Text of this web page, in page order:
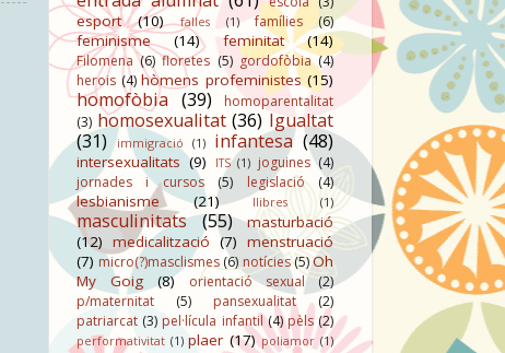
esport (10) falles (1) famílies (6)
feminisme (14) feminitat (14)
Filomena (6) floretes (5) gordofòbia (4)
herois (4) hòmens profeministes (15)
homofòbia (39)
homoparentalitat
(3) homosexualitat (36) Igualtat
(31)
immigració (1) infantesa (48)
intersexualitats (9) ITS (1) joguines (4)
jornades i cursos
(5) legislació (4)
lesbianisme (21) llibres (1)
masculinitats (55)
masturbació
(12) medicalització (7) menstruació
(7) micro(?)masclismes (6) notícies(5)Oh
My Goig
(8) orientació sexual
(2)
p/maternitat
(5) pansexualitat
(2)
patriarcat (3) pel·lícula infantil (4) pèls (2)
performativitat (1) plaer (17) poliamor (1)